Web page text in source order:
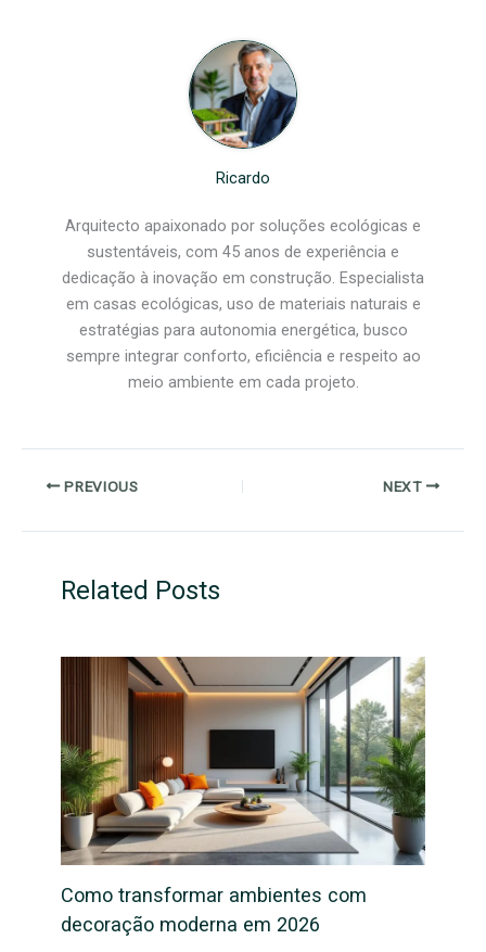
Ricardo
Arquitecto apaixonado por soluções ecológicas e
sustentáveis, com 45 anos de experiência e
dedicação à inovação em construção. Especialista
em casas ecológicas, uso de materiais naturais e
estratégias para autonomia energética, busco
sempre integrar conforto, eficiência e respeito ao
meio ambiente em cada projeto.
PREVIOUS NEXT
Related Posts
Como transformar ambientes com
decoração moderna em 2026